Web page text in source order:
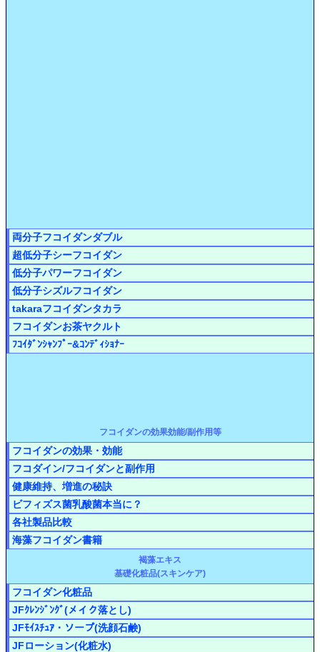
両分子フコイダンダブル
超低分子シーフコイダン
低分子パワーフコイダン
低分子シズルフコイダン
takaraフコイダンタカラ
フコイダンお茶ヤクルト
ﾌｺｲﾀﾞﾝｼｬﾝﾌﾟｰ&ｺﾝﾃﾞｨｼｮﾅｰ
フコイダンの効果効能/副作用等
フコイダンの効果・効能
フコダイン/フコイダンと副作用
健康維持、増進の秘訣
ビフィズス菌乳酸菌本当に？
各社製品比較
海藻フコイダン書籍
褐藻エキス
基礎化粧品(スキンケア)
フコイダン化粧品
JFｸﾚﾝｼﾞﾝｸﾞ(メイク落とし)
JFﾓｲｽﾁｭｱ・ソープ(洗顔石鹸)
JFローション(化粧水)